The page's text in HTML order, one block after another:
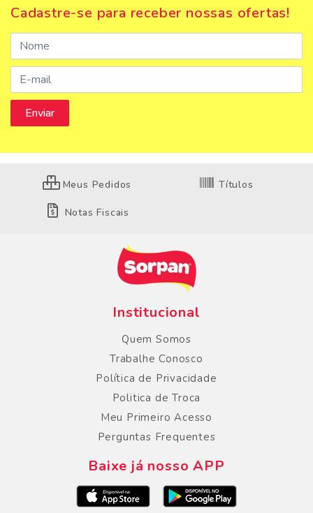
Cadastre-se para receber nossas ofertas!
Meus Pedidos Títulos
Notas Fiscais
Institucional
Quem Somos
Trabalhe Conosco
Política de Privacidade
Politica de Troca
Meu Primeiro Acesso
Perguntas Frequentes
Baixe já nosso APP